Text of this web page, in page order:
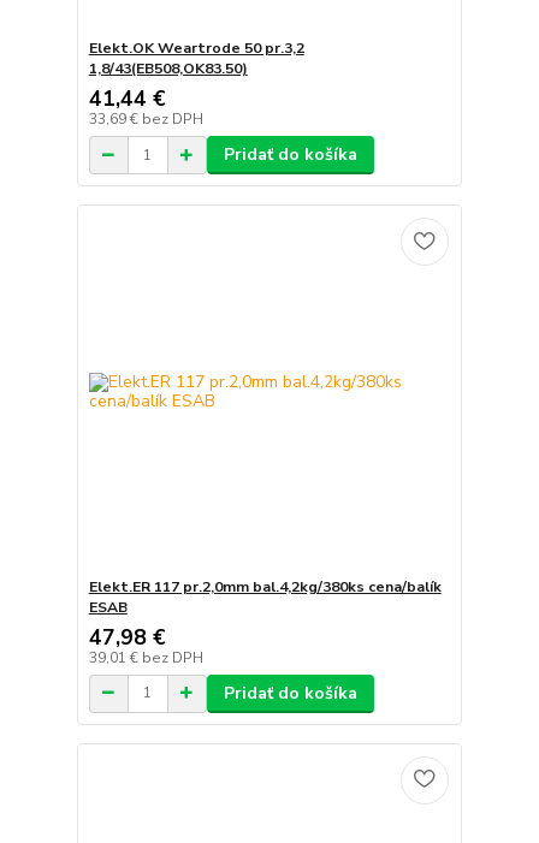
Elekt.OK Weartrode 50 pr.3,2
1,8/43(EB508,OK83.50)
41,44 €
33,69 € bez DPH
Pridať do košíka
Elekt.ER 117 pr.2,0mm bal.4,2kg/380ks cena/balík
ESAB
47,98 €
39,01 € bez DPH
Pridať do košíka